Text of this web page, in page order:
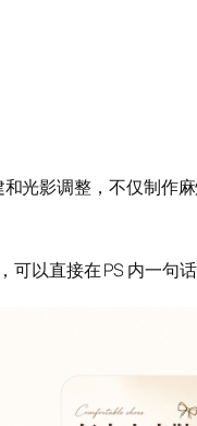
光影调整，不仅制作
可以直接在 PS 内一句话